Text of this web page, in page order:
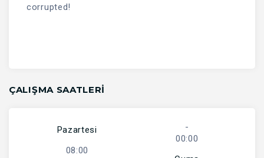
corrupted!
ÇALIŞMA SAATLERI
Pazartesi
08:00
-
00:00